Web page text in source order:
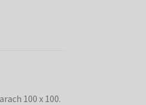
100 x 100.